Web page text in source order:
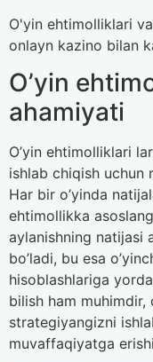
O'yin ehtimolliklari
onlayn kazino bilan
O’yin
ahamiyati
O’yin ehtimolliklari
ishlab chiqish uchun
Har bir o’yinda
ehtimollikka
aylanishning natijasi
bo’ladi, bu esa
hisoblashlariga
bilish ham muhimdir,
strategiyangizni
muvaffaqiyatga